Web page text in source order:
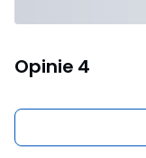
Opinie 4